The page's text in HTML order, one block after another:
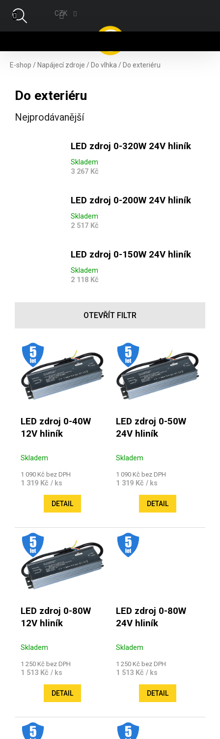
CZK
E-shop / Napájecí zdroje / Do vlhka / Do exteriéru
Do exteriéru
Nejprodávanější
LED zdroj 0-320W 24V hliník
Skladem
3 267 Kč
LED zdroj 0-200W 24V hliník
Skladem
2 517 Kč
LED zdroj 0-150W 24V hliník
Skladem
2 118 Kč
OTEVŘÍT FILTR
Výpis produktů
.
LED zdroj 0-40W
12V hliník
Skladem
1 090 Kč bez DPH
1 319 Kč / ks
DETAIL
.
LED zdroj 0-50W
24V hliník
Skladem
1 090 Kč bez DPH
1 319 Kč / ks
DETAIL
.
LED zdroj 0-80W
12V hliník
Skladem
1 250 Kč bez DPH
1 513 Kč / ks
DETAIL
.
LED zdroj 0-80W
24V hliník
Skladem
1 250 Kč bez DPH
1 513 Kč / ks
DETAIL
. .